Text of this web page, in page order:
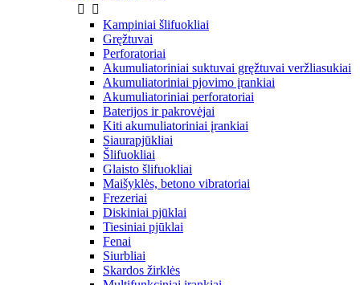


Kampiniai šlifuokliai
Gręžtuvai
Perforatoriai
Akumuliatoriniai suktuvai gręžtuvai veržliasukiai
Akumuliatoriniai pjovimo įrankiai
Akumuliatoriniai perforatoriai
Baterijos ir pakrovėjai
Kiti akumuliatoriniai įrankiai
Siaurapjūkliai
Šlifuokliai
Glaisto šlifuokliai
Maišyklės, betono vibratoriai
Frezeriai
Diskiniai pjūklai
Tiesiniai pjūklai
Fenai
Siurbliai
Skardos žirklės